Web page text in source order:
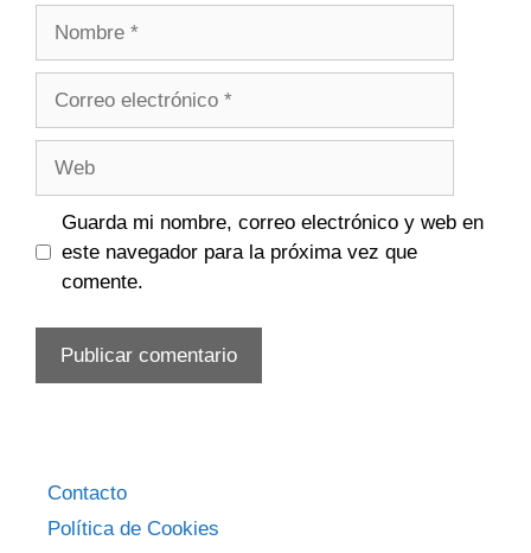
Guarda mi nombre, correo electrónico y web en
este navegador para la próxima vez que
comente.
Contacto
Política de Cookies